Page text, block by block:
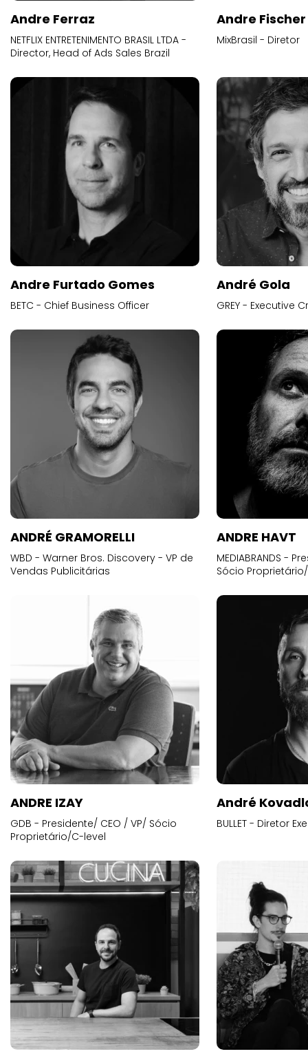
Andre Ferraz
NETFLIX ENTRETENIMENTO BRASIL LTDA -
Director, Head of Ads Sales Brazil
Andre Fischer
MixBrasil - Diretor
Andre Furtado Gomes
BETC - Chief Business Officer
André Gola
GREY - Executive
ANDRÉ GRAMORELLI
WBD - Warner Bros. Discovery - VP de
Vendas Publicitárias
ANDRE HAVT
MEDIABRANDS -
Sócio
ANDRE IZAY
GDB - Presidente/ CEO / VP/ Sócio
Proprietário/C-level
André
BULLET - Diretor